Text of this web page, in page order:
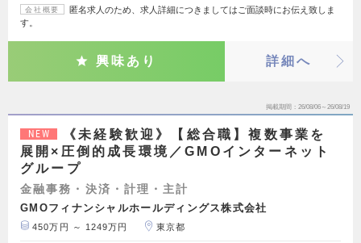
会社概要
匿名求人のため、求人詳細につきましてはご面談時にお伝え致しま
す。
興味あり 詳細へ
掲載期間 26/08/06～26/08/19
NEW
《未経験歓迎》【総合職】複数事業を
展開×圧倒的成長環境／GMOインターネット
グループ
金融事務・決済・計理・主計
GMOフィナンシャルホールディングス株式会社
450万円 ～ 1249万円 東京都